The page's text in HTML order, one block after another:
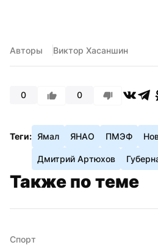
Авторы Виктор Хасаншин
0 0
Теги: Ямал ЯНАО ПМЭФ
Дмитрий Артюхов
Также по теме
Спорт